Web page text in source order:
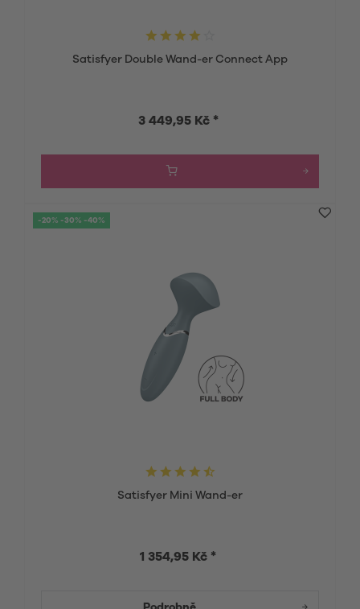
Satisfyer Double Wand-er Connect App
3 449,95 Kč *
-20% -30% -40%
Satisfyer Mini Wand-er
1 354,95 Kč *